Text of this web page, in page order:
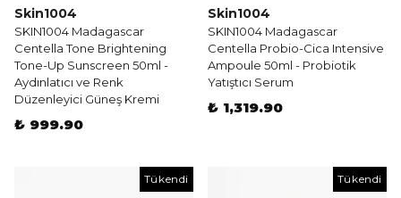
Skin1004
SKIN1004 Madagascar
Centella Tone Brightening
Tone-Up Sunscreen 50ml -
Aydınlatıcı ve Renk
Düzenleyici Güneş Kremi
₺ 999.90
Skin1004
SKIN1004 Madagascar
Centella Probio-Cica Intensive
Ampoule 50ml - Probiotik
Yatıştıcı Serum
₺ 1,319.90
Tükendi Tükendi